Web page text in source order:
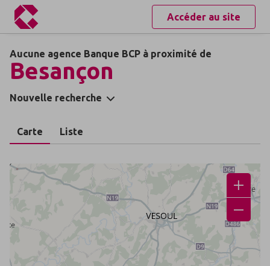
Accéder au site
Aucune agence Banque BCP à proximité de
Besançon
Nouvelle recherche
Carte Liste